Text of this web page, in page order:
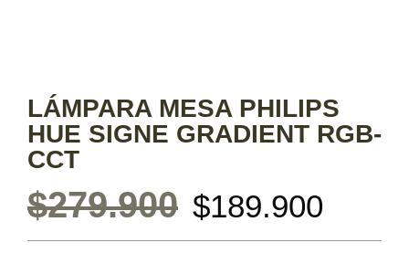
LÁMPARA MESA PHILIPS
HUE SIGNE GRADIENT RGB-
CCT
$279.900 $189.900